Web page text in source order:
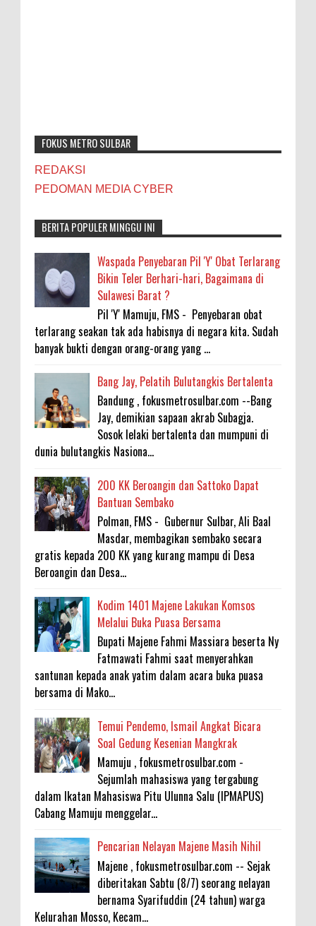
FOKUS METRO SULBAR
REDAKSI
PEDOMAN MEDIA CYBER
BERITA POPULER MINGGU INI
Waspada Penyebaran Pil 'Y' Obat Terlarang
Bikin Teler Berhari-hari, Bagaimana di
Sulawesi Barat ?
Pil 'Y' Mamuju, FMS - Penyebaran obat
terlarang seakan tak ada habisnya di negara kita. Sudah
banyak bukti dengan orang-orang yang ...
Bang Jay, Pelatih Bulutangkis Bertalenta
Bandung , fokusmetrosulbar.com --Bang
Jay, demikian sapaan akrab Subagja.
Sosok lelaki bertalenta dan mumpuni di
dunia bulutangkis Nasiona...
200 KK Beroangin dan Sattoko Dapat
Bantuan Sembako
Polman, FMS - Gubernur Sulbar, Ali Baal
Masdar, membagikan sembako secara
gratis kepada 200 KK yang kurang mampu di Desa
Beroangin dan Desa...
Kodim 1401 Majene Lakukan Komsos
Melalui Buka Puasa Bersama
Bupati Majene Fahmi Massiara beserta Ny
Fatmawati Fahmi saat menyerahkan
santunan kepada anak yatim dalam acara buka puasa
bersama di Mako...
Temui Pendemo, Ismail Angkat Bicara
Soal Gedung Kesenian Mangkrak
Mamuju , fokusmetrosulbar.com -
Sejumlah mahasiswa yang tergabung
dalam Ikatan Mahasiswa Pitu Ulunna Salu (IPMAPUS)
Cabang Mamuju menggelar...
Pencarian Nelayan Majene Masih Nihil
Majene , fokusmetrosulbar.com -- Sejak
diberitakan Sabtu (8/7) seorang nelayan
bernama Syarifuddin (24 tahun) warga
Kelurahan Mosso, Kecam...